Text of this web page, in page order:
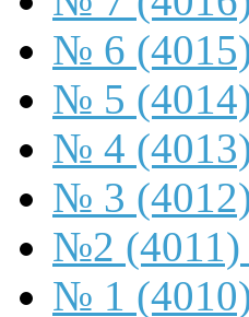
№ 6 (4015)
№ 5 (4014)
№ 4
№ 3
№2 (4011)
№ 1 (4010)